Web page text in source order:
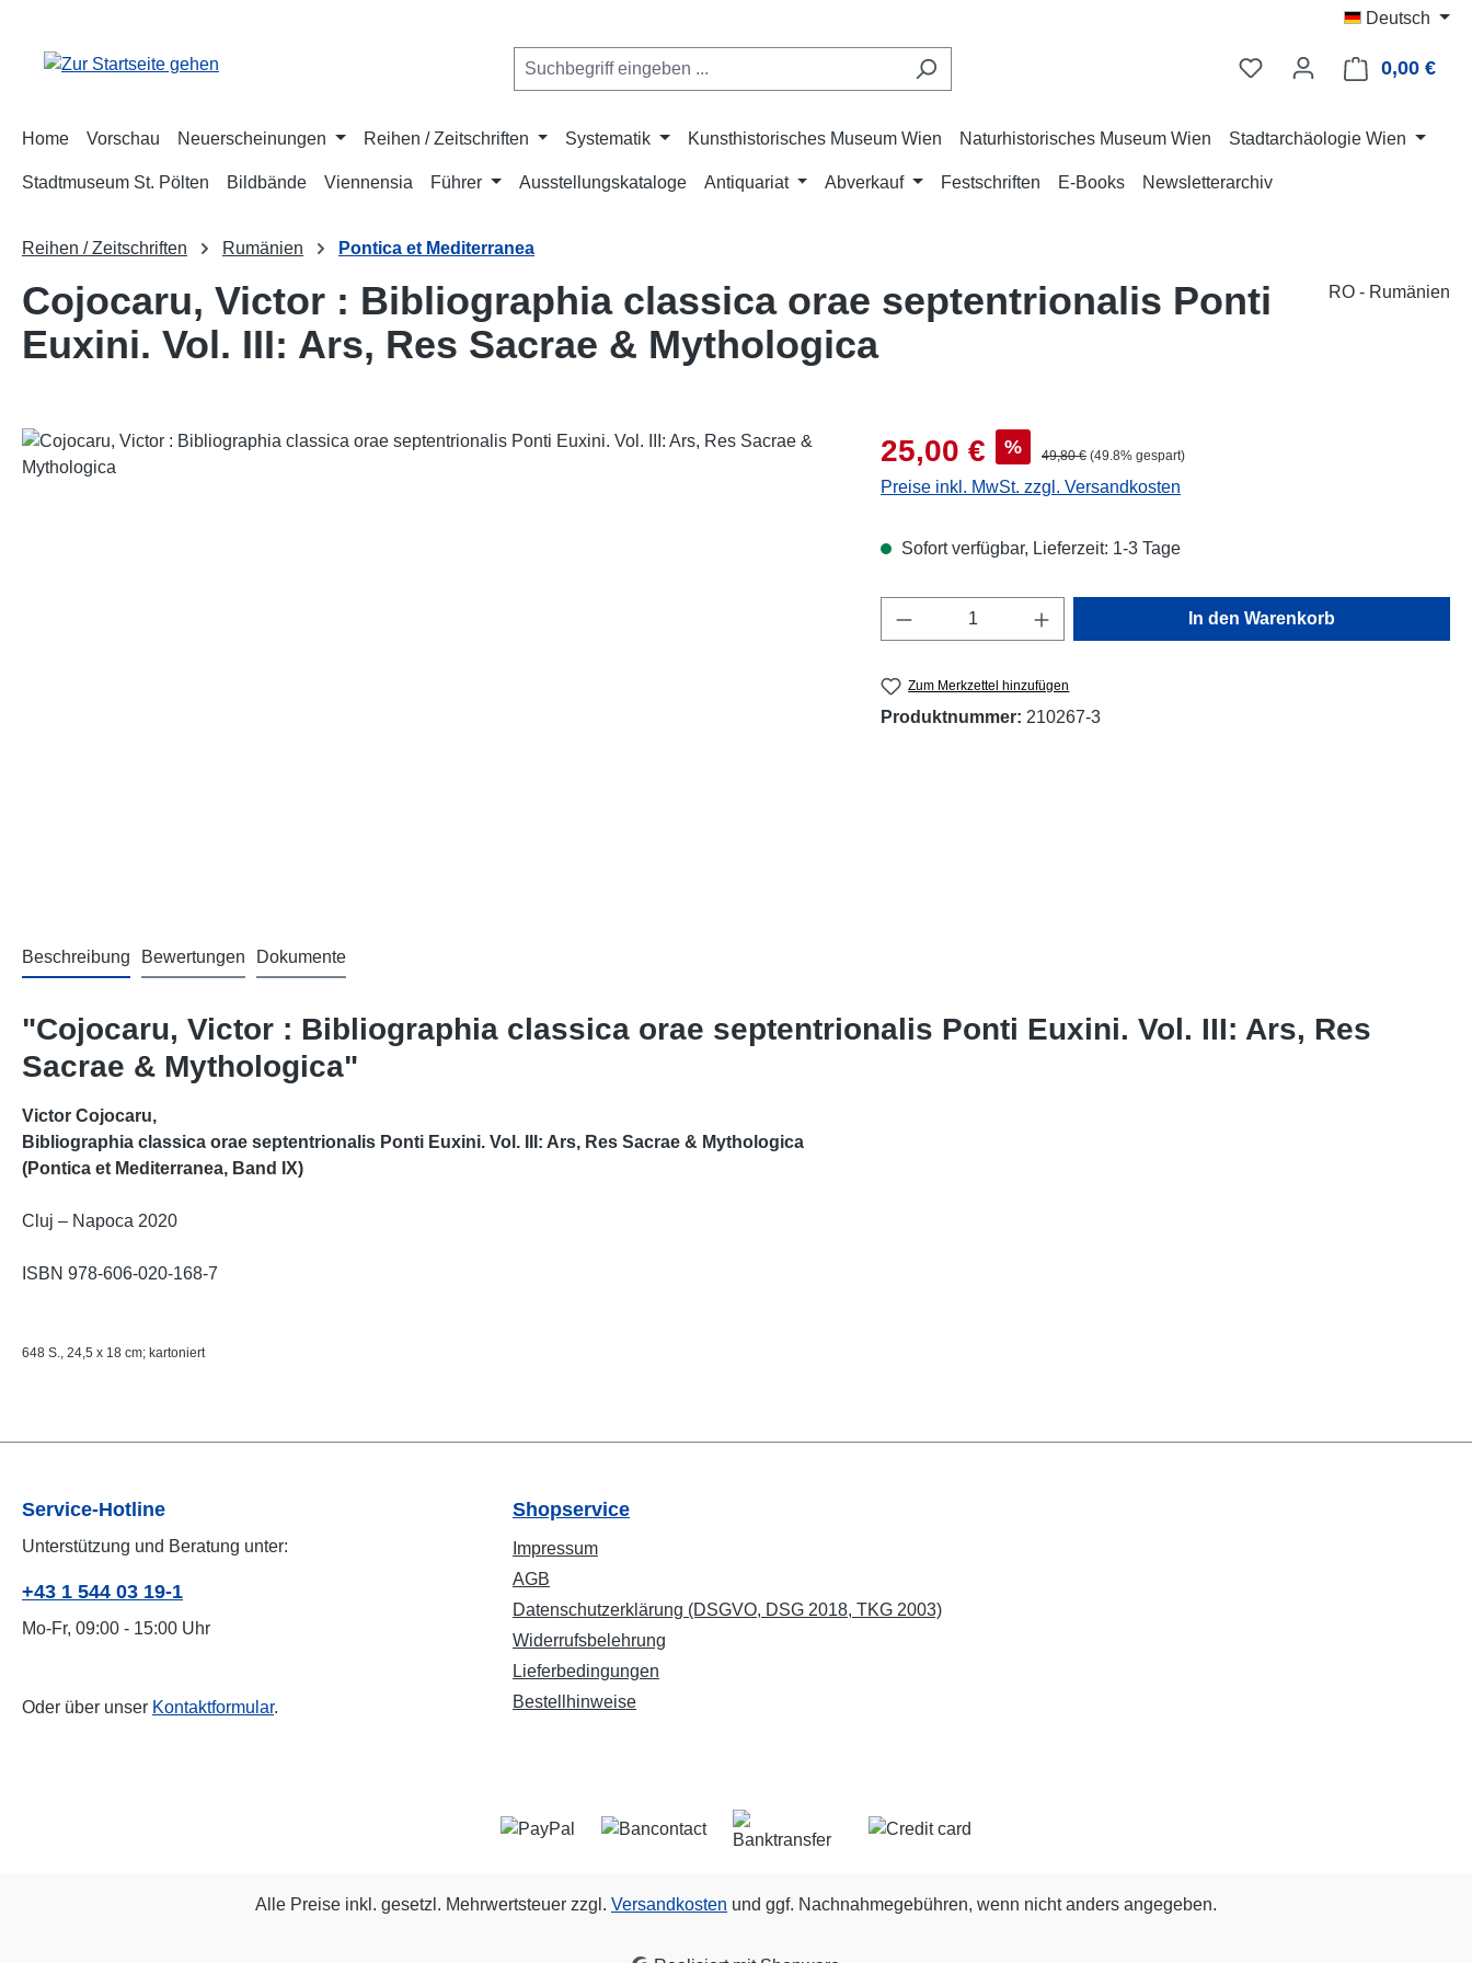
Deutsch
0,00 €
Home Vorschau Neuerscheinungen Reihen / Zeitschriften Systematik Kunsthistorisches Museum Wien Naturhistorisches Museum Wien Stadtarchäologie Wien
Stadtmuseum St. Pölten Bildbände Viennensia Führer Ausstellungskataloge Antiquariat Abverkauf Festschriften E-Books Newsletterarchiv
Reihen / Zeitschriften Rumänien Pontica et Mediterranea
Cojocaru, Victor : Bibliographia classica orae septentrionalis Ponti
Euxini. Vol. III: Ars, Res Sacrae & Mythologica
RO - Rumänien
Bildergalerie überspringen Verkaufspreis:
25,00 € % Regulärer Preis:
49,80 € (49.8% gespart)
Preise inkl. MwSt. zzgl. Versandkosten
Sofort verfügbar, Lieferzeit: 1-3 Tage
Produkt Anzahl: Gib den gewünschten Wert ein
In den Warenkorb
Zum Merkzettel hinzufügen
Produktnummer: 210267-3
Beschreibung Bewertungen Dokumente
"Cojocaru, Victor : Bibliographia classica orae septentrionalis Ponti Euxini. Vol. III: Ars, Res
Sacrae & Mythologica"
Victor Cojocaru,
Bibliographia classica orae septentrionalis Ponti Euxini. Vol. III: Ars, Res Sacrae & Mythologica
(Pontica et Mediterranea, Band IX)
Cluj – Napoca 2020
ISBN 978-606-020-168-7
648 S., 24,5 x 18 cm; kartoniert
Service-Hotline
Unterstützung und Beratung unter:
+43 1 544 03 19-1
Mo-Fr, 09:00 - 15:00 Uhr
Oder über unser Kontaktformular.
Shopservice
Impressum
AGB
Datenschutzerklärung (DSGVO, DSG 2018, TKG 2003)
Widerrufsbelehrung
Lieferbedingungen
Bestellhinweise
Alle Preise inkl. gesetzl. Mehrwertsteuer zzgl. Versandkosten und ggf. Nachnahmegebühren, wenn nicht anders angegeben.